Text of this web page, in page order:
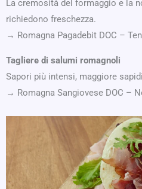
La cremosità del formaggio e la
richiedono freschezza.
→ Romagna Pagadebit DOC –
Tagliere di salumi romagnoli
Sapori più intensi, maggiore
→ Romagna Sangiovese DOC –